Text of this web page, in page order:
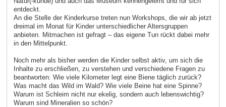
entdeckt.
An die Stelle der Kinderkurse treten nun Workshops, die wir ab jetzt
dreimal im Monat für Kinder unterschiedlicher Altersgruppen
anbieten. Mitmachen ist gefragt – das eigene Tun rückt dabei mehr
in den Mittelpunkt.
Noch mehr als bisher werden die Kinder selbst aktiv, um sich die
Inhalte zu erschließen, zu verstehen und verschiedene Fragen zu
beantworten: Wie viele Kilometer legt eine Biene täglich zurück?
Was macht das Wild im Wald? Wie viele Beine hat eine Spinne?
Warum ist Schleim nicht nur ekelig, sondern auch lebenswichtig?
Warum sind Mineralien so schön?